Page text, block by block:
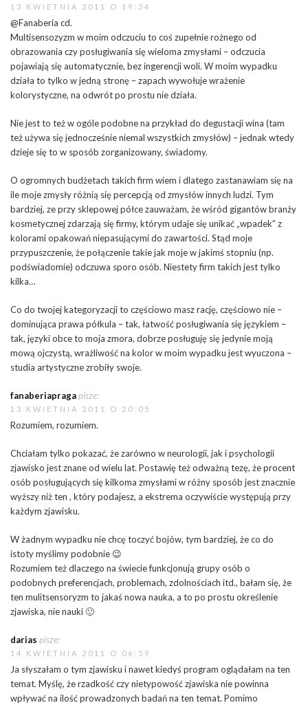
13 KWIETNIA 2011 O 19:34
@Fanaberia cd.
Multisensozyzm w moim odczuciu to coś zupełnie rożnego od
obrazowania czy posługiwania się wieloma zmysłami – odczucia
pojawiają się automatycznie, bez ingerencji woli. W moim wypadku
działa to tylko w jedną stronę – zapach wywołuje wrażenie
kolorystyczne, na odwrót po prostu nie działa.
Nie jest to też w ogóle podobne na przykład do degustacji wina (tam
też używa się jednocześnie niemal wszystkich zmysłów) – jednak wtedy
dzieje się to w sposób zorganizowany, świadomy.
O ogromnych budżetach takich firm wiem i dlatego zastanawiam się na
ile moje zmysły różnią się percepcją od zmysłów innych ludzi. Tym
bardziej, ze przy sklepowej półce zauważam, że wśród gigantów branży
kosmetycznej zdarzają się firmy, którym udaje się unikać „wpadek” z
kolorami opakowań niepasującymi do zawartości. Stąd moje
przypuszczenie, że połączenie takie jak moje w jakimś stopniu (np.
podświadomie) odczuwa sporo osób. Niestety firm takich jest tylko
kilka…
Co do twojej kategoryzacji to częściowo masz rację, częściowo nie –
dominująca prawa półkula – tak, łatwość posługiwania się językiem –
tak, języki obce to moja zmora, dobrze posługuję się jedynie moją
mową ojczystą, wrażliwość na kolor w moim wypadku jest wyuczona –
studia artystyczne zrobiły swoje.
fanaberiapragapisze:
13 KWIETNIA 2011 O 20:05
Rozumiem, rozumiem.
Chciałam tylko pokazać, że zarówno w neurologii, jak i psychologii
zjawisko jest znane od wielu lat. Postawię też odważną tezę, że procent
osób posługujących się kilkoma zmysłami w różny sposób jest znacznie
wyższy niż ten , który podajesz, a ekstrema oczywiście występują przy
każdym zjawisku.
W żadnym wypadku nie chcę toczyć bojów, tym bardziej, że co do
istoty myślimy podobnie 😉
Rozumiem też dlaczego na świecie funkcjonują grupy osób o
podobnych preferencjach, problemach, zdolnościach itd., bałam się, że
ten mulitsensoryzm to jakaś nowa nauka, a to po prostu określenie
zjawiska, nie nauki 🙂
darias pisze:
14 KWIETNIA 2011 O 06:59
Ja słyszałam o tym zjawisku i nawet kiedyś program oglądałam na ten
temat. Myślę, że rzadkość czy nietypowość zjawiska nie powinna
wpływać na ilość prowadzonych badań na ten temat. Pomimo